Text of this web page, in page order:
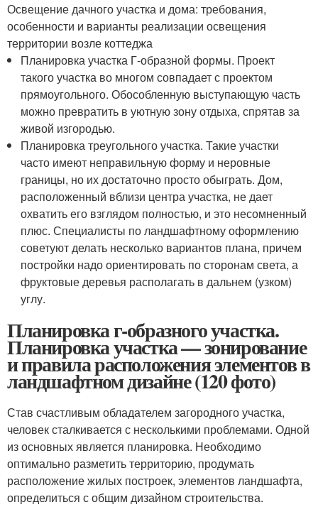
Освещение дачного участка и дома: требования,
особенности и варианты реализации освещения
территории возле коттеджа
Планировка участка Г-образной формы. Проект
такого участка во многом совпадает с проектом
прямоугольного. Обособленную выступающую часть
можно превратить в уютную зону отдыха, спрятав за
живой изгородью.
Планировка треугольного участка. Такие участки
часто имеют неправильную форму и неровные
границы, но их достаточно просто обыграть. Дом,
расположенный вблизи центра участка, не дает
охватить его взглядом полностью, и это несомненный
плюс. Специалисты по ландшафтному оформлению
советуют делать несколько вариантов плана, причем
постройки надо ориентировать по сторонам света, а
фруктовые деревья располагать в дальнем (узком)
углу.
Планировка г-образного участка.
Планировка участка — зонирование
и правила расположения элементов в
ландшафтном дизайне (120 фото)
Став счастливым обладателем загородного участка,
человек сталкивается с несколькими проблемами. Одной
из основных является планировка. Необходимо
оптимально разметить территорию, продумать
расположение жилых построек, элементов ландшафта,
определиться с общим дизайном строительства.